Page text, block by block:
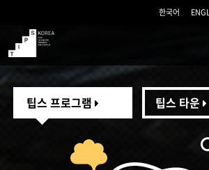
한국어
TIPS
팁스 프로그램 팁스 타운